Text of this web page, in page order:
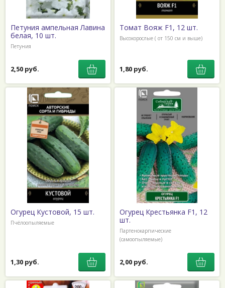
Петуния ампельная Лавина
белая, 10 шт.
Петуния
2,50 руб.
Томат Вояж F1, 12 шт.
Высокорослые ( от 150 см и выше)
1,80 руб.
Огурец Кустовой, 15 шт.
Пчёлоопыляемые
1,30 руб.
Огурец Крестьянка F1, 12
шт.
Партенокарпические
(самоопыляемые)
2,00 руб.